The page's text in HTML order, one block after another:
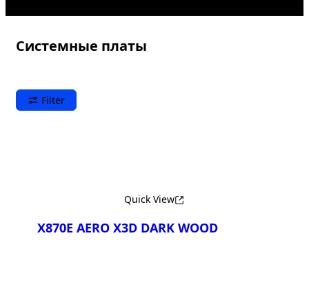
Системные платы
Filter
Quick View
X870E AERO X3D DARK WOOD